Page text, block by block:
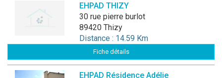
EHPAD THIZY
30 rue pierre burlot
89420 Thizy
Distance : 14.59 Km
Fiche détails
EHPAD Résidence Adélie